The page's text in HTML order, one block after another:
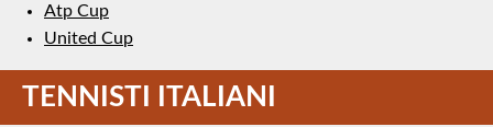
Atp Cup
United Cup
TENNISTI ITALIANI